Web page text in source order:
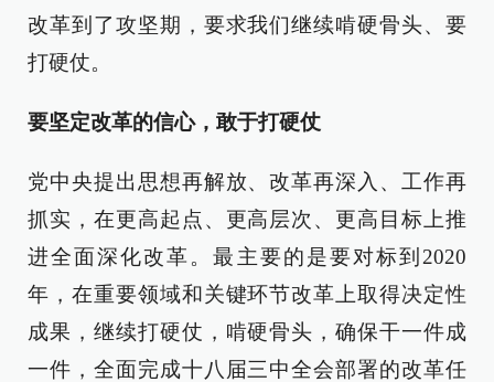
改革到了攻坚期，要求我们继续啃硬骨头、要
打硬仗。
要坚定改革的信心，敢于打硬仗
党中央提出思想再解放、改革再深入、工作再
抓实，在更高起点、更高层次、更高目标上推
进全面深化改革。最主要的是要对标到2020
年，在重要领域和关键环节改革上取得决定性
成果，继续打硬仗，啃硬骨头，确保干一件成
一件，全面完成十八届三中全会部署的改革任